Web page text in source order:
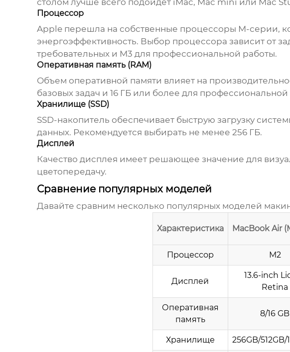
столом лучше всего подойдет iMac, Mac mini или Mac
Процессор
Apple перешла на собственные процессоры M-серии,
энергоэффективность. Выбор процессора зависит от
требовательных и M3 для профессиональной работы.
Оперативная память (RAM)
Объем оперативной памяти влияет на
базовых задач и 16 ГБ или более для профессиональной
Хранилище (SSD)
SSD-накопитель обеспечивает быструю загрузку
данных. Рекомендуется выбирать не менее 256 ГБ.
Дисплей
Качество дисплея имеет решающее значение для
цветопередачу.
Сравнение популярных моделей
Давайте сравним несколько популярных моделей
Характеристика MacBook Air
Процессор M2
Дисплей
13.6-inch
Retina
Оперативная
память
8/16 GB
Хранилище 256GB/512GB/